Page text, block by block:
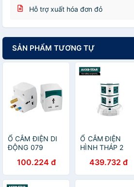
Hỗ trợ xuất hóa đơn đỏ
SẢN PHẨM TƯƠNG TỰ
Ổ CẮM ĐIỆN DI
ĐỘNG 079
STAR - HÀNG
CHÍNH HÃNG
100.224 đ
Ổ CẮM ĐIỆN
HÌNH THÁP 2
AKKO STAR -
HÀNG CHÍNH
HÃNG
439.732 đ